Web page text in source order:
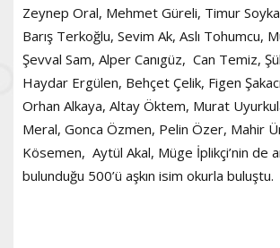
Zeynep Oral, Mehmet Güreli, Timur
Barış Terkoğlu, Sevim Ak, Aslı Tohumcu,
Şevval Sam, Alper Canıgüz, Can Temiz,
Haydar Ergülen, Behçet Çelik, Figen
Orhan Alkaya, Altay Öktem, Murat
Meral, Gonca Özmen, Pelin Özer, Mahir
Kösemen, Aytül Akal, Müge İplikçi’nin de
bulunduğu 500’ü aşkın isim okurla buluştu.